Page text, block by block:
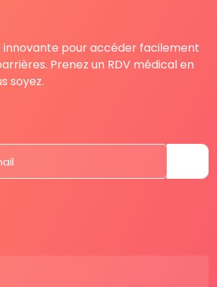
pour accéder facilement
Prenez un RDV médical en
soyez.